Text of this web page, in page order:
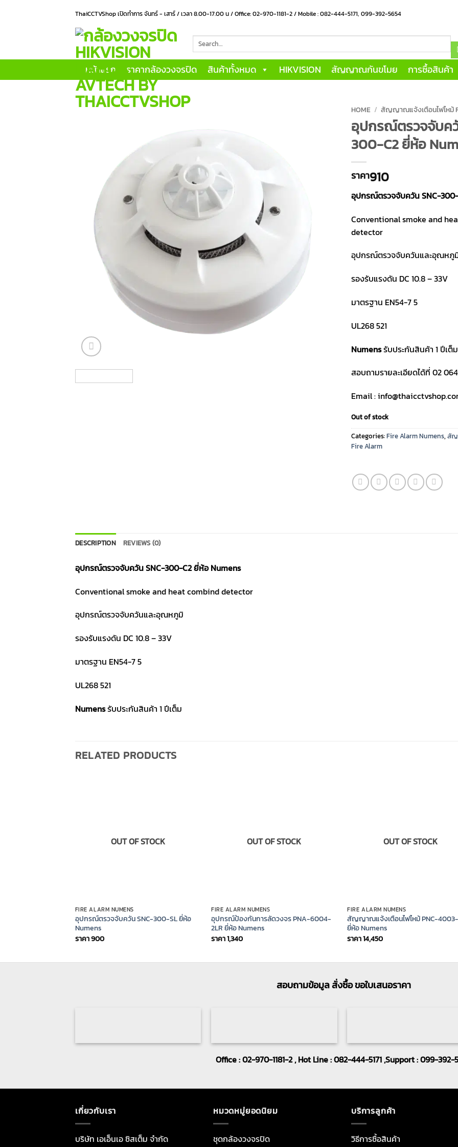
ThaiCCTVShop เปิดทำการ จันทร์ - เสาร์ / เวลา 8.00-17.00 น / Office: 02-970-1181-2 / Mobile : 082-444-5171, 099-392-5654
for:
หน้าแรก ราคากล้องวงจรปิด สินค้าทั้งหมด HIKVISION สัญญาณกันขโมย การซื้อสินค้า
HOME / สัญญาณแจ้งเตือนไฟไหม้
อุปกรณ์ตรวจจับค
300-C2 ยี่ห้อ
ราคา910
อุปกรณ์ตรวจจับควัน SNC-
Conventional smoke and
detector
อุปกรณ์ตรวจจับควันและอุณหภู
รองรับแรงดัน DC 10.8 – 33V
มาตรฐาน EN54-7 5
UL268 521
Numensรับประกันสินค้า 1 ปีเต็ม
สอบถามรายละเอียดได้ที่ 02 064
Email :
Out of stock
Categories:Fire Alarm Numens, สัญ
Fire Alarm
DESCRIPTION REVIEWS (0)
อุปกรณ์ตรวจจับควัน SNC-300-C2 ยี่ห้อ Numens
Conventional smoke and heat combind detector
อุปกรณ์ตรวจจับควันและอุณหภูมิ
รองรับแรงดัน DC 10.8 – 33V
มาตรฐาน EN54-7 5
UL268 521
Numensรับประกันสินค้า 1 ปีเต็ม
RELATED PRODUCTS
OUT OF STOCK
FIRE ALARM NUMENS
อุปกรณ์ตรวจจับควัน SNC-300-SL ยี่ห้อ
Numens
ราคา900
OUT OF STOCK
FIRE ALARM NUMENS
อุปกรณ์ป้องกันการลัดวงจร PNA-6004-
2LR ยี่ห้อ Numens
ราคา1,340
OUT OF STOCK
FIRE ALARM NUMENS
สัญญาณแจ้งเตือนไฟไหม้ PNC-
ยี่ห้อ Numens
ราคา14,450
สอบถามข้อมูล สั่งซื้อ ขอใบเสนอราคา
Office : 02-970-1181-2 , Hot Line : 082-444-5171 ,Support : 099-392-
เกี่ยวกับเรา
บริษัท เอเอ็นเอ ซิสเต็ม จำกัด
หมวดหมู่ยอดนิยม
ชุดกล้องวงจรปิด
บริการลูกค้า
วิธีการซื้อสินค้า